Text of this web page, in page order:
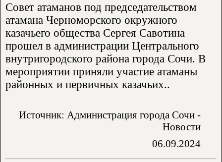
Совет атаманов под председательством
атамана Черноморского окружного
казачьего общества Сергея Савотина
прошел в администрации Центрального
внутригородского района города Сочи. В
мероприятии приняли участие атаманы
районных и первичных казачьих..
Источник: Администрация города Сочи -
Новости
06.09.2024